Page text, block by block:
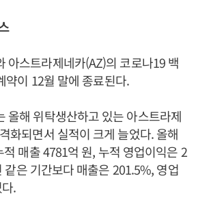
아스트라제네카(AZ)의 코로나19 백
약이 12월 말에 종료된다.
올해 위탁생산하고 있는 아스트라제
화되면서 실적이 크게 늘었다. 올해
매출 4781억 원, 누적 영업이익은 2
은 기간보다 매출은 201.5%, 영업
.